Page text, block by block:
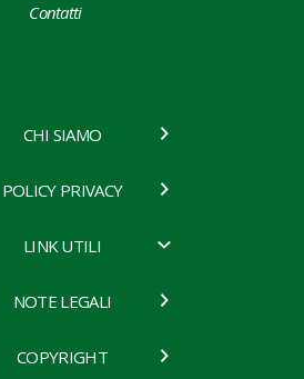
Contatti
CHI SIAMO
POLICY PRIVACY
LINK UTILI
NOTE LEGALI
COPYRIGHT